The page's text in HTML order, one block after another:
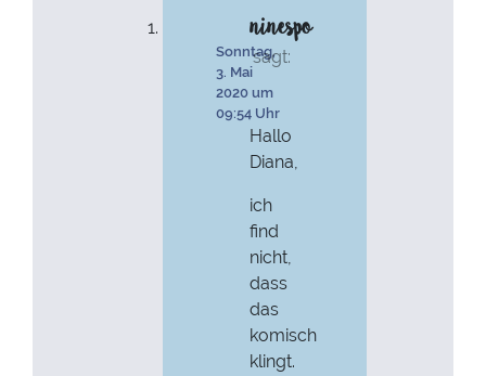
ninespo
sagt:
Sonntag,
3. Mai
2020 um
09:54 Uhr
Hallo
Diana,
ich
find
nicht,
dass
das
komisch
klingt.